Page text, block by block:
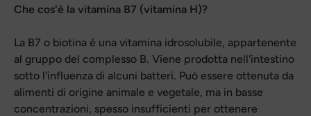
Che cos'è la vitamina B7 (vitamina H)?
La B7 o biotina è una vitamina idrosolubile, appartenente
al gruppo del complesso B. Viene prodotta nell'intestino
sotto l'influenza di alcuni batteri. Può essere ottenuta da
alimenti di origine animale e vegetale, ma in basse
concentrazioni, spesso insufficienti per ottenere